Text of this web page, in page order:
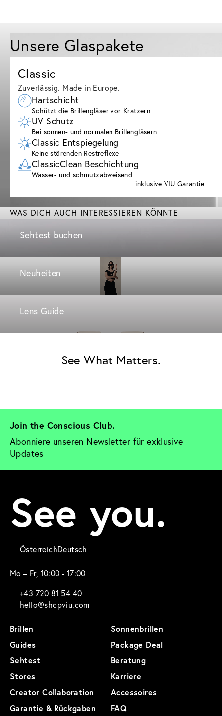
Unsere Glaspakete
Classic
Zuverlässig. Made in Europe.
Hartschicht
Schützt die Brillengläser vor Kratzern
UV Schutz
Bei sonnen- und normalen Brillengläsern
Classic Entspiegelung
Keine störenden Restreflexe
ClassicClean Beschichtung
Wasser- und schmutzabweisend
inklusive VIU Garantie
WAS DICH AUCH INTERESSIEREN KÖNNTE
Sehtest buchen
Neuheiten
Lens Guide
See What Matters.
Join the Conscious Club.
Abonniere unseren Newsletter für exklusive
Updates
See you.
ÖsterreichDeutsch
Mo – Fr, 10:00 - 17:00
+43 720 81 54 40
hello@shopviu.com
Brillen
Sonnenbrillen
Guides
Package Deal
Sehtest
Beratung
Stores
Karriere
Creator Collaboration
Accessoires
Garantie & Rückgaben
FAQ